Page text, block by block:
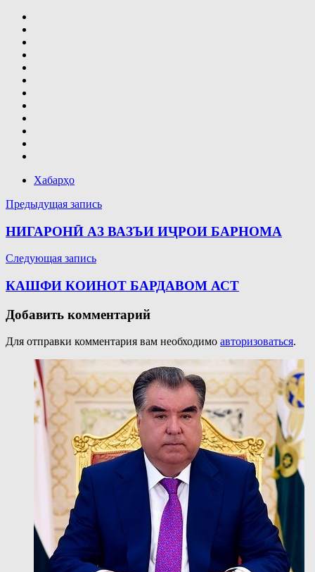
Хабарҳо
Навигация
по
Предыдущая запись
НИГАРОНӢ АЗ ВАЗЪИ ИҶРОИ БАРНОМА
Следующая запись
КАШФИ КОИНОТ БАРДАВОМ АСТ
Добавить комментарий
Для отправки комментария вам необходимо авторизоваться.